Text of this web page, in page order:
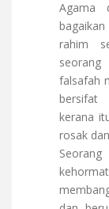
Agama
rahim
falsafah
bersifat
kerana
rosak